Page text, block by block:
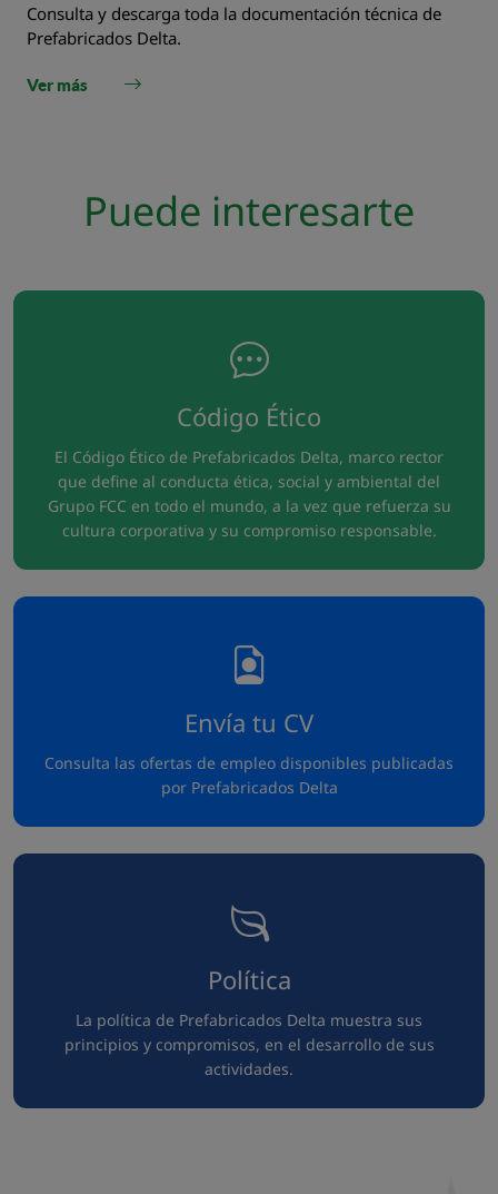
Consulta y descarga toda la documentación técnica de
Prefabricados Delta.
Ver más
Puede interesarte
Código Ético
El Código Ético de Prefabricados Delta, marco rector
que define al conducta ética, social y ambiental del
Grupo FCC en todo el mundo, a la vez que refuerza su
cultura corporativa y su compromiso responsable.
Envía tu CV
Consulta las ofertas de empleo disponibles publicadas
por Prefabricados Delta
Política
La política de Prefabricados Delta muestra sus
principios y compromisos, en el desarrollo de sus
actividades.